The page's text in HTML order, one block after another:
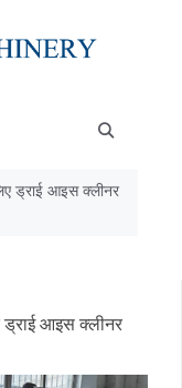
ड्राई आइस क्लीनर
ड्राई आइस क्लीनर